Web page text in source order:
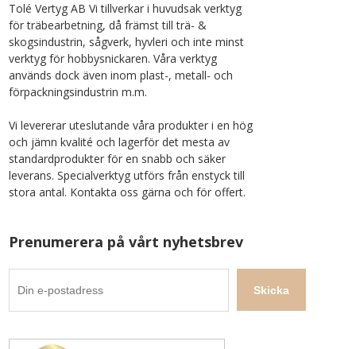
Tolé Vertyg AB Vi tillverkar i huvudsak verktyg
för träbearbetning, då främst till trä- &
skogsindustrin, sågverk, hyvleri och inte minst
verktyg för hobbysnickaren. Våra verktyg
används dock även inom plast-, metall- och
förpackningsindustrin m.m.
Vi levererar uteslutande våra produkter i en hög
och jämn kvalité och lagerför det mesta av
standardprodukter för en snabb och säker
leverans. Specialverktyg utförs från enstyck till
stora antal. Kontakta oss gärna och för offert.
Prenumerera på vårt nyhetsbrev